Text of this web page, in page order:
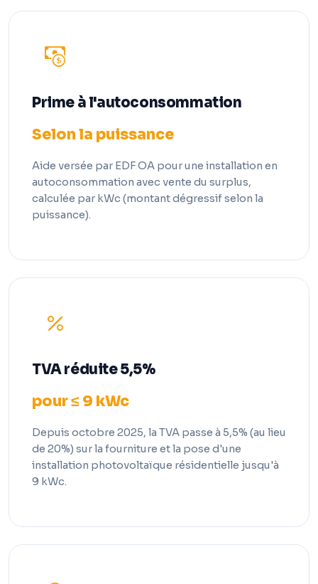
Prime à l'autoconsommation
Selon la puissance
Aide versée par EDF OA pour une installation en
autoconsommation avec vente du surplus,
calculée par kWc (montant dégressif selon la
puissance).
TVA réduite 5,5%
pour ≤ 9 kWc
Depuis octobre 2025, la TVA passe à 5,5% (au lieu
de 20%) sur la fourniture et la pose d'une
installation photovoltaïque résidentielle jusqu'à
9 kWc.